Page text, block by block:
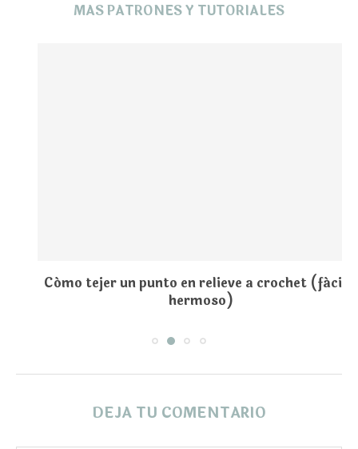
MAS PATRONES Y TUTORIALES
Cómo tejer un punto en relieve a crochet (fácil y
hermoso)
DEJA TU COMENTARIO